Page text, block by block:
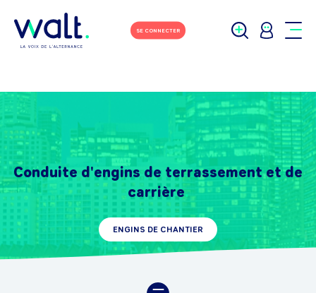
SE CONNECTER
Conduite d'engins de terrassement et de
carrière
ENGINS DE CHANTIER